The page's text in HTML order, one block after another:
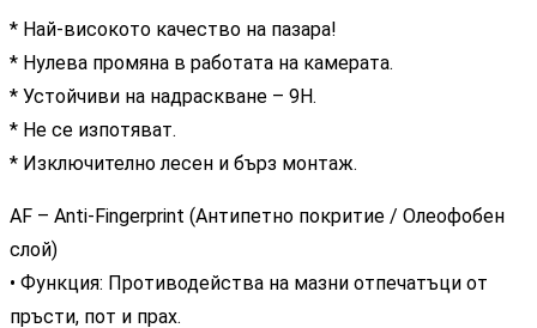
* Най-високото качество на пазара!
* Нулева промяна в работата на камерата.
* Устойчиви на надраскване – 9H.
* Не се изпотяват.
* Изключително лесен и бърз монтаж.
AF – Anti-Fingerprint (Антипетно покритие / Олеофобен
слой)
• Функция: Противодейства на мазни отпечатъци от
пръсти, пот и прах.